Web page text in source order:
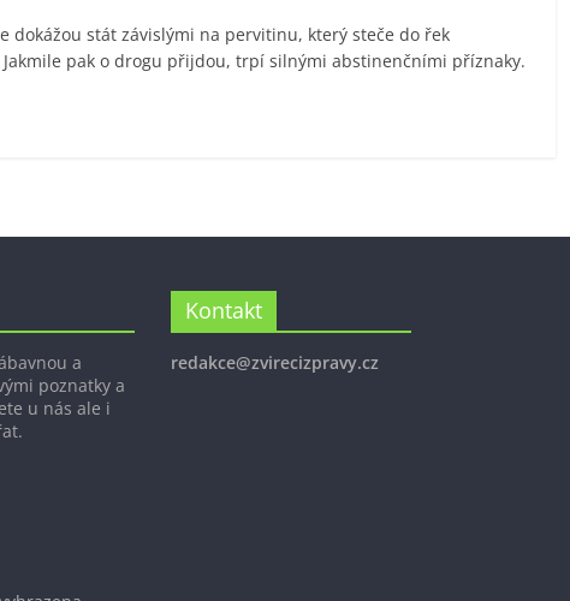
dokážou stát závislými na pervitinu, který steče do řek
pak o drogu přijdou, trpí silnými abstinenčními příznaky.
a
poznatky a
u nás ale i
Kontakt
redakce@zvirecizpravy.cz